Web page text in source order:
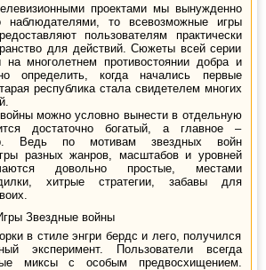
проектами мы вынужденно
наблюдателями, то всевозможные игры
пользователям практически
для действий. Сюжеты всей серии
многолетнем противостоянии добра и
определить, когда начались первые
республика стала свидетелем многих
можно условно вынести в отдельную
достаточно богатый, а главное –
Ведь по мотивам звездных войн
разных жанров, масштабов и уровней
довольно простые, местами
хитрые стратегии, забавы для
в стиле энгри бердс и лего, получился
эксперимент. Пользователи всегда
миксы с особым предвосхищением.